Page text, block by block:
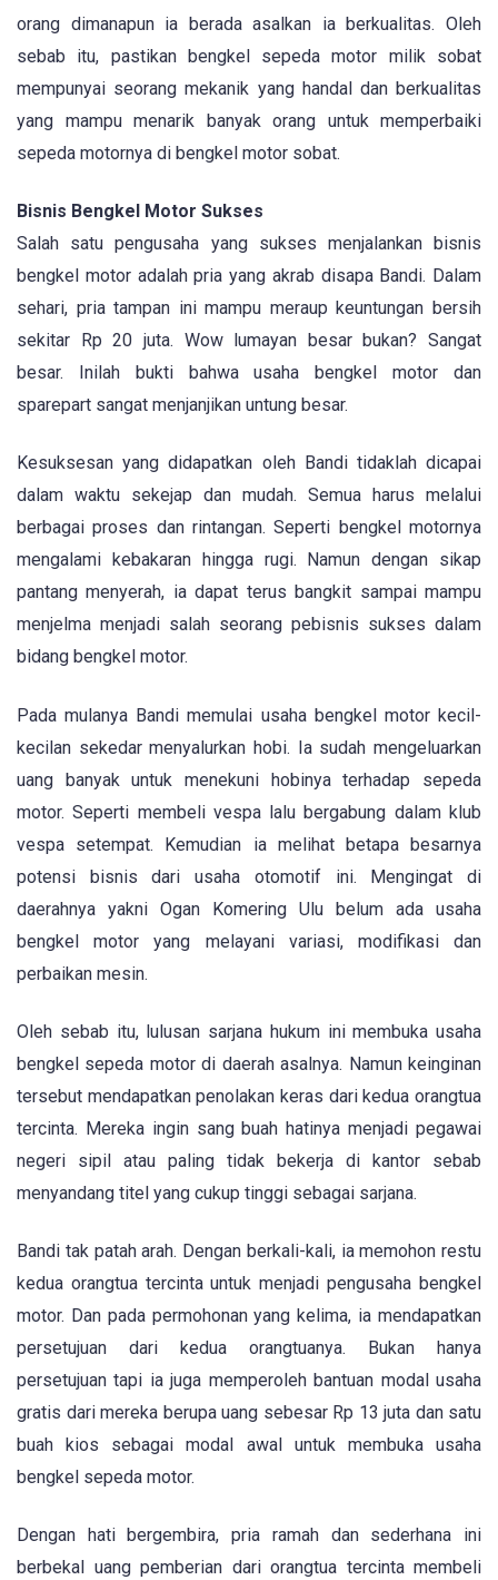
orang dimanapun ia berada asalkan ia berkualitas. Oleh
sebab itu, pastikan bengkel sepeda motor milik sobat
mempunyai seorang mekanik yang handal dan berkualitas
yang mampu menarik banyak orang untuk memperbaiki
sepeda motornya di bengkel motor sobat.
Bisnis Bengkel Motor Sukses
Salah satu pengusaha yang sukses menjalankan bisnis
bengkel motor adalah pria yang akrab disapa Bandi. Dalam
sehari, pria tampan ini mampu meraup keuntungan bersih
sekitar Rp 20 juta. Wow lumayan besar bukan? Sangat
besar. Inilah bukti bahwa usaha bengkel motor dan
sparepart sangat menjanjikan untung besar.
Kesuksesan yang didapatkan oleh Bandi tidaklah dicapai
dalam waktu sekejap dan mudah. Semua harus melalui
berbagai proses dan rintangan. Seperti bengkel motornya
mengalami kebakaran hingga rugi. Namun dengan sikap
pantang menyerah, ia dapat terus bangkit sampai mampu
menjelma menjadi salah seorang pebisnis sukses dalam
bidang bengkel motor.
Pada mulanya Bandi memulai usaha bengkel motor kecil-
kecilan sekedar menyalurkan hobi. Ia sudah mengeluarkan
uang banyak untuk menekuni hobinya terhadap sepeda
motor. Seperti membeli vespa lalu bergabung dalam klub
vespa setempat. Kemudian ia melihat betapa besarnya
potensi bisnis dari usaha otomotif ini. Mengingat di
daerahnya yakni Ogan Komering Ulu belum ada usaha
bengkel motor yang melayani variasi, modifikasi dan
perbaikan mesin.
Oleh sebab itu, lulusan sarjana hukum ini membuka usaha
bengkel sepeda motor di daerah asalnya. Namun keinginan
tersebut mendapatkan penolakan keras dari kedua orangtua
tercinta. Mereka ingin sang buah hatinya menjadi pegawai
negeri sipil atau paling tidak bekerja di kantor sebab
menyandang titel yang cukup tinggi sebagai sarjana.
Bandi tak patah arah. Dengan berkali-kali, ia memohon restu
kedua orangtua tercinta untuk menjadi pengusaha bengkel
motor. Dan pada permohonan yang kelima, ia mendapatkan
persetujuan dari kedua orangtuanya. Bukan hanya
persetujuan tapi ia juga memperoleh bantuan modal usaha
gratis dari mereka berupa uang sebesar Rp 13 juta dan satu
buah kios sebagai modal awal untuk membuka usaha
bengkel sepeda motor.
Dengan hati bergembira, pria ramah dan sederhana ini
berbekal uang pemberian dari orangtua tercinta membeli